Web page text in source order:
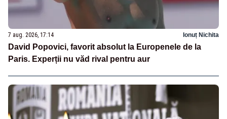
7 aug. 2026, 17:14 Ionuț Nichita
David Popovici, favorit absolut la Europenele de la
Paris. Experții nu văd rival pentru aur